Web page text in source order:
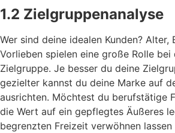
1.2 Zielgruppenanalyse
Wer sind deine idealen Kunden? Alter,
Vorlieben spielen eine große Rolle
Zielgruppe. Je besser du deine
gezielter kannst du deine Marke auf
ausrichten. Möchtest du berufstätige
die Wert auf ein gepflegtes Äußeres
begrenzten Freizeit verwöhnen